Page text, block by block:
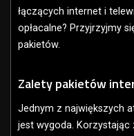
łączących internet i
opłacalne? Przyjrzyjmy
pakietów.
Zalety pakietów
Jednym z największych
jest wygoda.